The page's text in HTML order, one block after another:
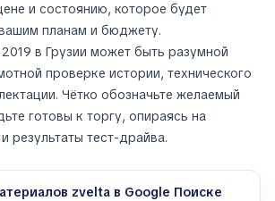
и состоянию, которое будет
планам и бюджету.
2019 в Грузии может быть разумной
проверке истории, технического
Чётко обозначьте желаемый
готовы к торгу, опираясь на
результаты тест-драйва.
zvelta в Google Поиске